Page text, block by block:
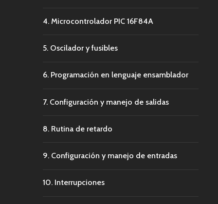
4. Microcontrolador PIC 16F84A
5. Oscilador y fusibles
6. Programación en lenguaje ensamblador
7. Configuración y manejo de salidas
8. Rutina de retardo
9. Configuración y manejo de entradas
10. Interrupciones